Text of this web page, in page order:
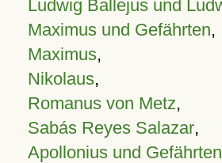
Ludwig Ballejus und
Maximus und Gefährten,
Maximus,
Nikolaus,
Romanus von Metz,
Sabás Reyes Salazar,
Apollonius und Gefährten